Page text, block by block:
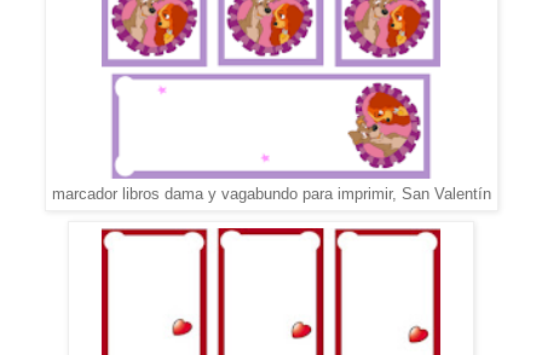
marcador libros dama y vagabundo para imprimir, San Valentín